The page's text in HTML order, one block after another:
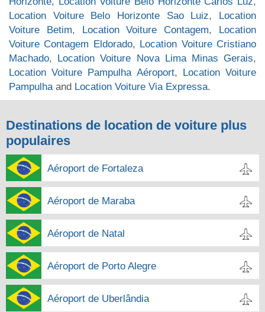
Location Voiture Belo Horizonte Sao Luiz, Location
Voiture Betim, Location Voiture Contagem, Location
Voiture Contagem Eldorado, Location Voiture Cristiano
Machado, Location Voiture Nova Lima Minas Gerais,
Location Voiture Pampulha Aéroport, Location Voiture
Pampulha and Location Voiture Via Expressa.
Destinations de location de voiture plus
populaires
Aéroport de Fortaleza
Aéroport de Maraba
Aéroport de Natal
Aéroport de Porto Alegre
Aéroport de Uberlândia